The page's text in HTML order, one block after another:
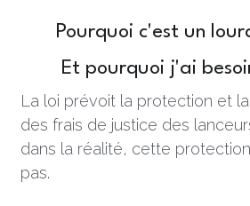
Pourquoi c'est un
Et pourquoi j'ai
La loi prévoit la protection et
des frais de justice des
dans la réalité, cette
pas.